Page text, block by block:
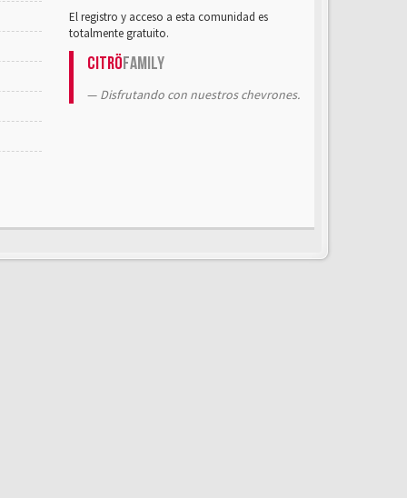
El registro y acceso a esta comunidad es
totalmente gratuito.
CitröFamily
Disfrutando con nuestros chevrones.